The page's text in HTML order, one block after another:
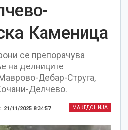
Каменица
се препорачува
на делниците
Дебар-Струга,
Делчево.
МАКЕДОНИЈА
21/11/2025 8:34:57